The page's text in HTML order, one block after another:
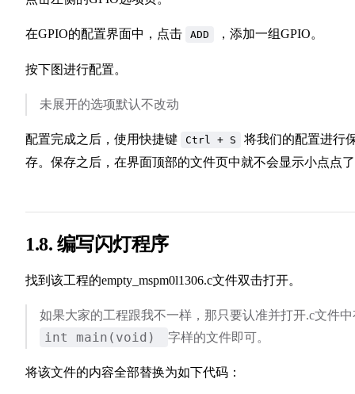
在GPIO的配置界面中，点击 ADD ，添加一组GPIO。
按下图进行配置。
未展开的选项默认不改动
配置完成之后，使用快捷键 Ctrl + S
将我们的配置进行
存。保存之后，在界面顶部的文件页中就不会显示小点点
1.8. 编写闪灯程序
找到该工程的empty_mspm0l1306.c文件双击打开。
如果大家的工程跟我不一样，那只要认准并打开.c文件中
int main(void) 字样的文件即可。
将该文件的内容全部替换为如下代码：